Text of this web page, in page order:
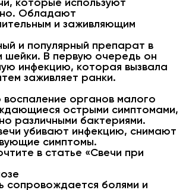
Обладают
и заживляющим
и популярный препарат в
шейки. В первую очередь он
инфекцию, которая вызвала
заживляет ранки.
воспаление органов малого
острыми симптомами,
различными бактериями.
убивают инфекцию, снимают
симптомы.
в статье «Свечи при
сопровождается болями и